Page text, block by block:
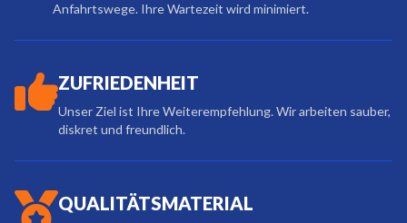
Anfahrtswege. Ihre Wartezeit wird minimiert.
ZUFRIEDENHEIT
Unser Ziel ist Ihre Weiterempfehlung. Wir arbeiten sauber,
diskret und freundlich.
QUALITÄTSMATERIAL